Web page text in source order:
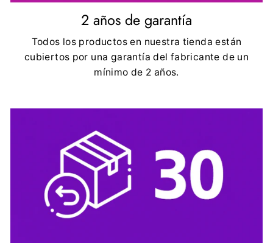
2 años de garantía
Todos los productos en nuestra tienda están
cubiertos por una garantía del fabricante de un
mínimo de 2 años.